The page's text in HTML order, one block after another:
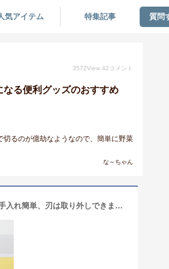
気アイテム 特集記事 質問
3572View 42 コメント
る便利グッズのおすすめ
るのが億劫なようなので、簡単に野菜
な～ちゃん
5 in 1 安全野菜チョッパー、キッチン用マンドリンスライサー、お手入れ簡単、刃は取り外しできません-Grey